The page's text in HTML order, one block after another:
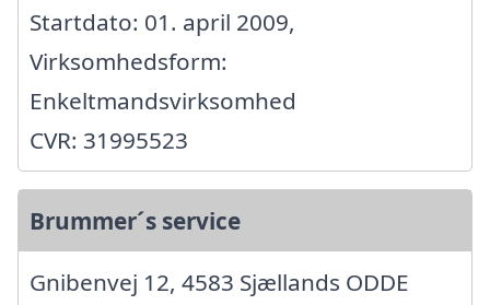
Startdato: 01. april 2009,
Virksomhedsform:
Enkeltmandsvirksomhed
CVR: 31995523
Brummer´s service
Gnibenvej 12, 4583 Sjællands ODDE